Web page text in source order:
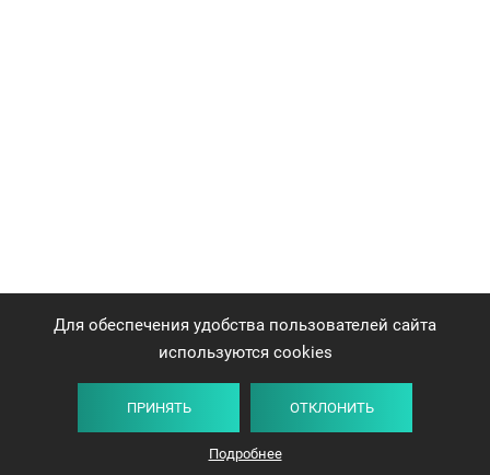
Для обеспечения удобства пользователей сайта
используются cookies
ПРИНЯТЬ ОТКЛОНИТЬ
Подробнее